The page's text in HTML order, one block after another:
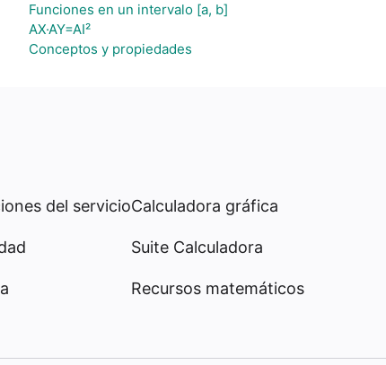
Funciones en un intervalo [a, b]
AX·AY=AI²
Conceptos y propiedades
del servicioCalculadora gráfica
Suite Calculadora
Recursos matemáticos